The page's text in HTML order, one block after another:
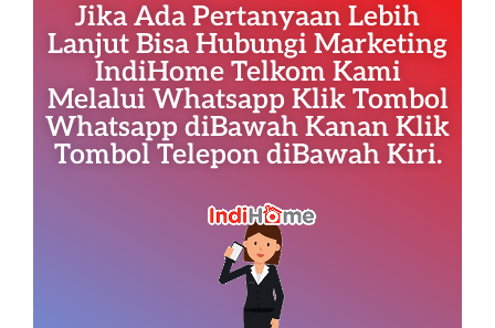
Jika Ada Pertanyaan Lebih
Lanjut Bisa Hubungi Marketing
IndiHome Telkom Kami
Melalui Whatsapp Klik Tombol
Whatsapp diBawah Kanan Klik
Tombol Telepon diBawah Kiri.